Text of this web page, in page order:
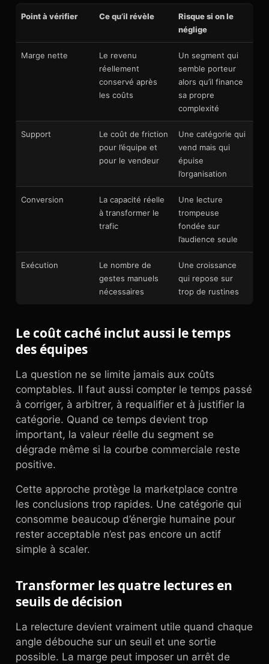
Point à vérifier Ce qu’il révèle
Risque si on le
néglige
Marge nette
Le revenu
réellement
conservé après
les coûts
Un segment qui
semble porteur
alors qu’il finance
sa propre
complexité
Support
Le coût de friction
pour l’équipe et
pour le vendeur
Une catégorie qui
vend mais qui
épuise
l’organisation
Conversion
La capacité réelle
à transformer le
trafic
Une lecture
trompeuse
fondée sur
l’audience seule
Exécution
Le nombre de
gestes manuels
nécessaires
Une croissance
qui repose sur
trop de rustines
Le coût caché inclut aussi le temps
des équipes
La question ne se limite jamais aux coûts
comptables. Il faut aussi compter le temps passé
à corriger, à arbitrer, à requalifier et à justifier la
catégorie. Quand ce temps devient trop
important, la valeur réelle du segment se
dégrade même si la courbe commerciale reste
positive.
Cette approche protège la marketplace contre
les conclusions trop rapides. Une catégorie qui
consomme beaucoup d’énergie humaine pour
rester acceptable n’est pas encore un actif
simple à scaler.
Transformer les quatre lectures en
seuils de décision
La relecture devient vraiment utile quand chaque
angle débouche sur un seuil et une sortie
possible. La marge peut imposer un arrêt de